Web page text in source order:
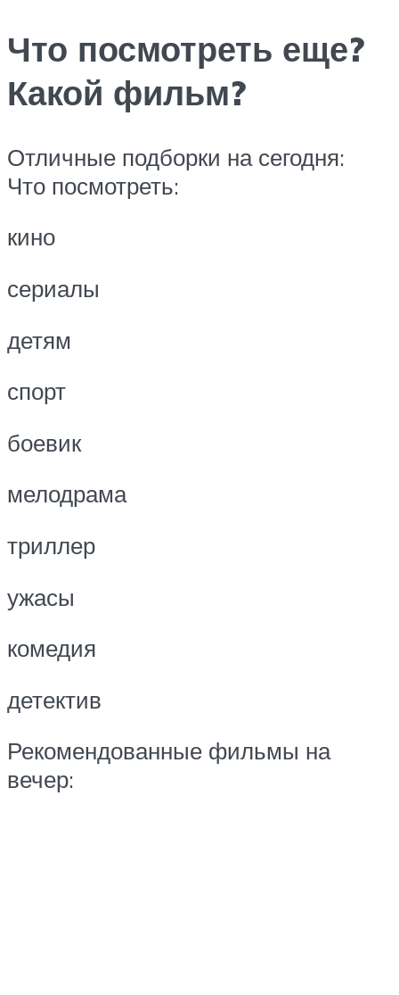
Что посмотреть еще?
Какой фильм?
Отличные подборки на сегодня:
Что посмотреть:
кино
сериалы
детям
спорт
боевик
мелодрама
триллер
ужасы
комедия
детектив
Рекомендованные фильмы на
вечер: